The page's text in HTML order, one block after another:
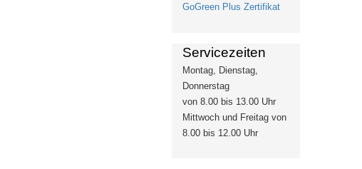
GoGreen Plus Zertifikat
Servicezeiten
Montag, Dienstag,
Donnerstag
von 8.00 bis 13.00 Uhr
Mittwoch und Freitag von
8.00 bis 12.00 Uhr